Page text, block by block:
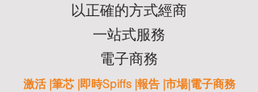
以正確的方式經商
一站式服務
電子商務
激活 |筆芯 |即時Spiffs |報告 |市場|電子商務